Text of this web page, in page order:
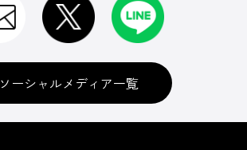
ソーシャルメディア一覧